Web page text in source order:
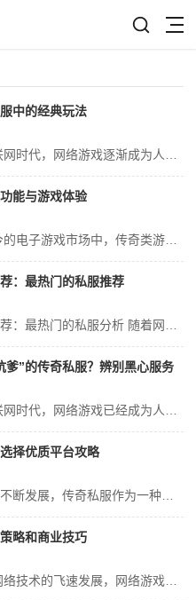
中的经典玩法
能与游戏体验
：最热门的私服推荐
爹”的传奇私服？辨别黑心服务
择优质平台攻略
略和商业技巧